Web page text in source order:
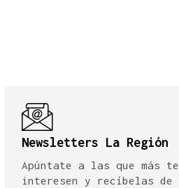
Newsletters La Región
Apúntate a las que más te
interesen y recíbelas de